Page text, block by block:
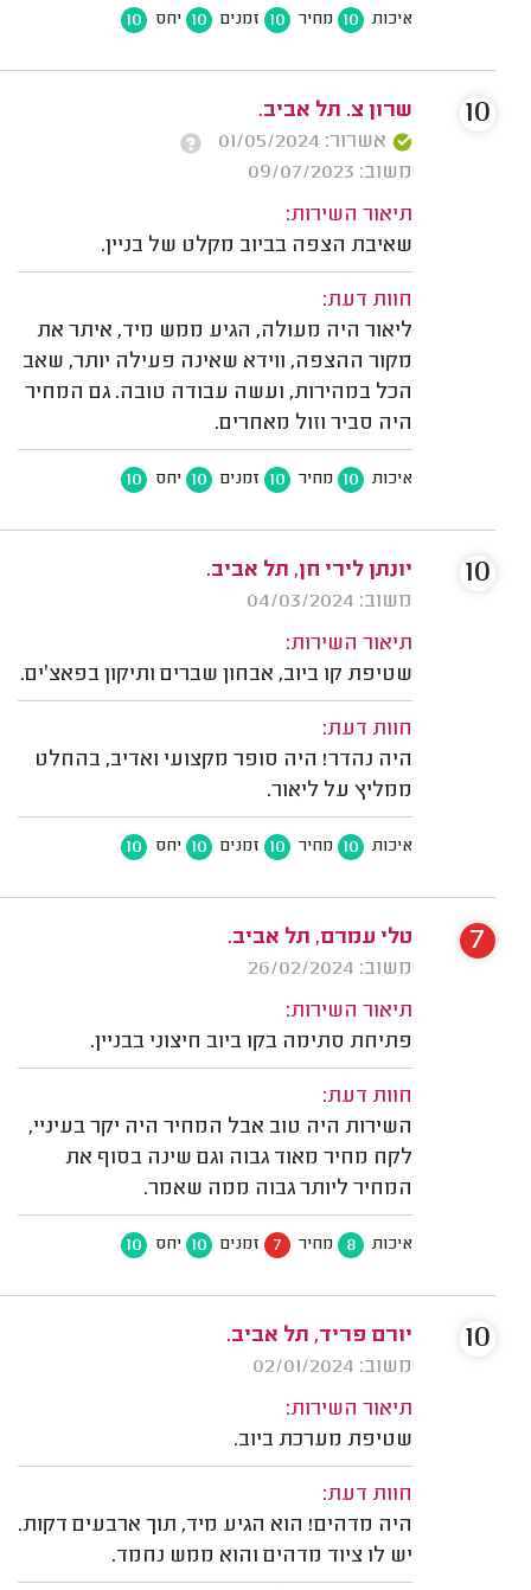
איכות 10 מחיר 10 זמנים 10 יחס 10
שרון צ. תל אביב.
אשרור: 01/05/2024
משוב: 09/07/2023
תיאור השירות:
שאיבת הצפה בביוב מקלט של בניין.
חוות דעת:
ליאור היה מעולה, הגיע ממש מיד, איתר את
מקור ההצפה, ווידא שאינה פעילה יותר, שאב
הכל במהירות, ועשה עבודה טובה. גם המחיר
היה סביר וזול מאחרים.
איכות 10 מחיר 10 זמנים 10 יחס 10
10
יונתן לירי חן, תל אביב.
משוב: 04/03/2024
תיאור השירות:
שטיפת קו ביוב, אבחון שברים ותיקון בפאצ׳ים.
חוות דעת:
היה נהדר! היה סופר מקצועי ואדיב, בהחלט
ממליץ על ליאור.
איכות 10 מחיר 10 זמנים 10 יחס 10
10
טלי עמרם, תל אביב.
משוב: 26/02/2024
תיאור השירות:
פתיחת סתימה בקו ביוב חיצוני בבניין.
חוות דעת:
השירות היה טוב אבל המחיר היה יקר בעיניי,
לקח מחיר מאוד גבוה וגם שינה בסוף את
המחיר ליותר גבוה ממה שאמר.
איכות 8 מחיר 7 זמנים 10 יחס 10
7
יורם פריד, תל אביב.
משוב: 02/01/2024
תיאור השירות:
שטיפת מערכת ביוב.
חוות דעת:
היה מדהים! הוא הגיע מיד, תוך ארבעים דקות.
יש לו ציוד מדהים והוא ממש נחמד.
10